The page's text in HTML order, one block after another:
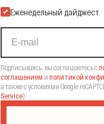
Еженедельный дайджест
Подписываясь, вы соглашаетесь с
соглашением и политикой
а также с условиями Google
Service).